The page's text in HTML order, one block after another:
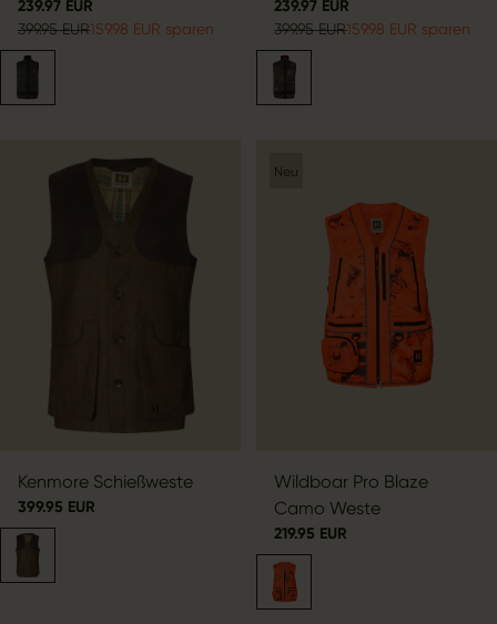
239.97 EUR
399.95 EUR159.98 EUR sparen
239.97 EUR
399.95 EUR159.98 EUR sparen
Kenmore Schießweste
399.95 EUR
Neu
Wildboar Pro Blaze
Camo Weste
219.95 EUR